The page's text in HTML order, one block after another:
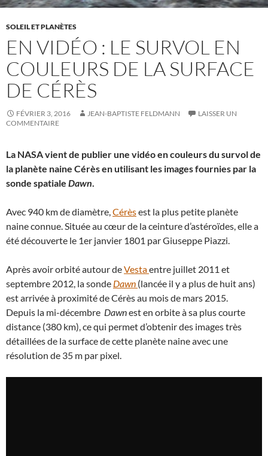
SOLEIL ET PLANÈTES
EN VIDÉO : LE SURVOL EN
COULEURS DE LA SURFACE
DE CÉRÈS
FÉVRIER 3, 2016 JEAN-BAPTISTE FELDMANN
LAISSER UN
COMMENTAIRE
La NASA vient de publier une vidéo en couleurs du survol de
la planète naine Cérès en utilisant les images fournies par la
sonde spatiale Dawn.
Avec 940 km de diamètre,Cérèsest la plus petite planète
naine connue. Située au cœur de la ceinture d’astéroïdes, elle a
été découverte le 1er janvier 1801 par Giuseppe Piazzi.
Après avoir orbité autour deVestaentre juillet 2011 et
septembre 2012, la sonde Dawn (lancée il y a plus de huit ans)
est arrivée à proximité de Cérès au mois de mars 2015.
Depuis la mi-décembre Dawnest en orbite à sa plus courte
distance (380 km), ce qui permet d’obtenir des images très
détaillées de la surface de cette planète naine avec une
résolution de 35 m par pixel.